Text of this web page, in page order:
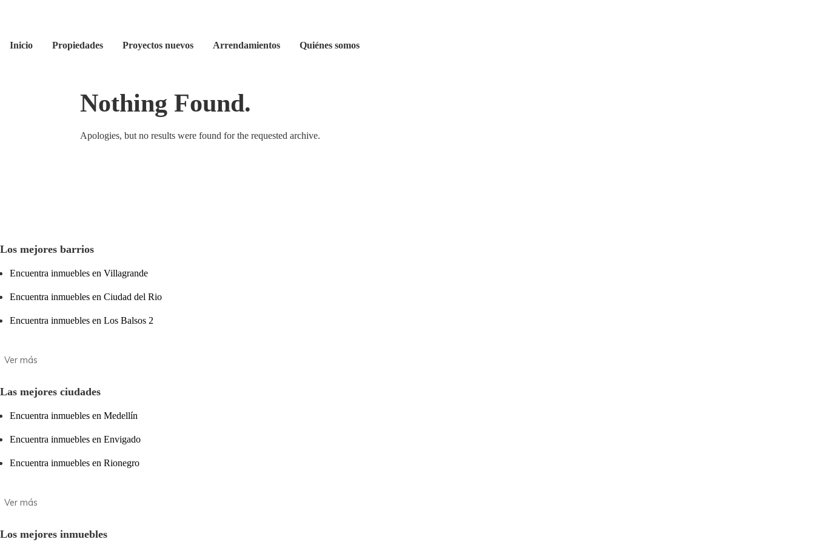
Inicio Propiedades Proyectos nuevos Arrendamientos Quiénes somos
Nothing Found.
Apologies, but no results were found for the requested archive.
Los mejores barrios
Encuentra inmuebles en Villagrande
Encuentra inmuebles en Ciudad del Rio
Encuentra inmuebles en Los Balsos 2
Las mejores ciudades
Encuentra inmuebles en Medellín
Encuentra inmuebles en Envigado
Encuentra inmuebles en Rionegro
Los mejores inmuebles